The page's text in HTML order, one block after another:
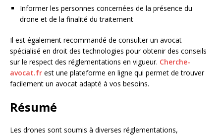
Informer les personnes concernées de la présence du
drone et de la finalité du traitement
Il est également recommandé de consulter un avocat
spécialisé en droit des technologies pour obtenir des conseils
sur le respect des réglementations en vigueur. Cherche-
avocat.fr est une plateforme en ligne qui permet de trouver
facilement un avocat adapté à vos besoins.
Résumé
Les drones sont soumis à diverses réglementations,